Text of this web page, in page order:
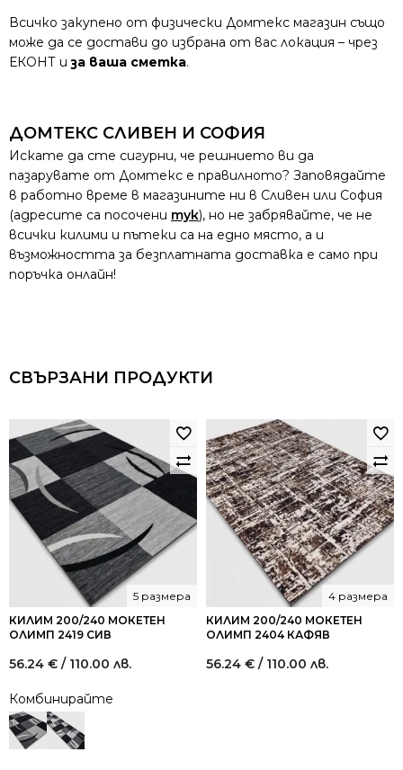
Всичко закупено от физически Домтекс магазин също
може да се достави до избрана от вас локация – чрез
ЕКОНТ иза ваша сметка.
ДОМТЕКС СЛИВЕН И СОФИЯ
Искате да сте сигурни, че решнието ви да
пазарувате от Домтекс е правилното? Заповядайте
в работно време в магазините ни в Сливен или София
(адресите са посочени тук), но не забрявайте, че не
всички килими и пътеки са на едно място, а и
възможността за безплатната доставка е само при
поръчка онлайн!
СВЪРЗАНИ ПРОДУКТИ
КИЛИМ 200/240 МОКЕТЕН
ОЛИМП 2419 СИВ
5 размера
56.24 € / 110.00 лв.
Комбинирайте
КИЛИМ 200/240 МОКЕТЕН
ОЛИМП 2404 КАФЯВ
4 размера
56.24 € / 110.00 лв.